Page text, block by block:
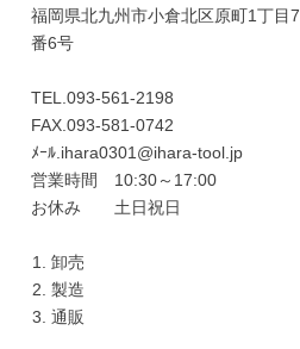
福岡県北九州市小倉北区原町1丁目7
番6号
TEL.093-561-2198
FAX.093-581-0742
ﾒｰﾙ.ihara0301@ihara-tool.jp
営業時間 10:30～17:00
お休み 土日祝日
卸売
製造
通販